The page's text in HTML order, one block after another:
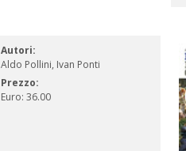
Autori:
Aldo Pollini, Ivan Ponti
Prezzo:
Euro: 36.00